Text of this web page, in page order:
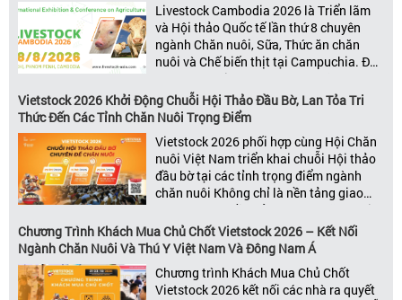
Livestock Cambodia 2026 là Triển lãm
và Hội thảo Quốc tế lần thứ 8 chuyên
ngành Chăn nuôi, Sữa, Thức ăn chăn
nuôi và Chế biến thịt tại Campuchia. Đây
được đánh giá là một trong những sự
kiện thương mại thường niên uy tín và
đáng chú ý nhất của ngành nông nghiệp
– chăn […]
Vietstock 2026 Khởi Động Chuỗi Hội Thảo Đầu Bờ, Lan Tỏa Tri
Thức Đến Các Tỉnh Chăn Nuôi Trọng Điểm
Vietstock 2026 phối hợp cùng Hội Chăn
nuôi Việt Nam triển khai chuỗi Hội thảo
đầu bờ tại các tỉnh trọng điểm ngành
chăn nuôi Không chỉ là nền tảng giao
thương hàng đầu của ngành chăn nuôi
và thú y, Vietstock còn là triển lãm duy
nhất tại Việt Nam tổ chức thường niên
Chương Trình Khách Mua Chủ Chốt Vietstock 2026 – Kết Nối
Ngành Chăn Nuôi Và Thú Y Việt Nam Và Đông Nam Á
Chương trình Khách Mua Chủ Chốt
Vietstock 2026 kết nối các nhà ra quyết